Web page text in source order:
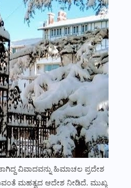
ವಿವಾದವನ್ನು ಹಿಮಾಚಲ ಪ್ರದೇಶ
ಮಹತ್ವದ ಆದೇಶ ನೀಡಿದೆ. ಮುಖ್ಯ